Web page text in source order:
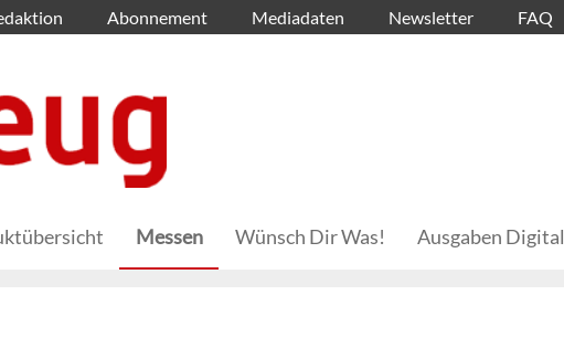
Abonnement Mediadaten Newsletter FAQ
Messen Wünsch Dir Was! Ausgaben Digital